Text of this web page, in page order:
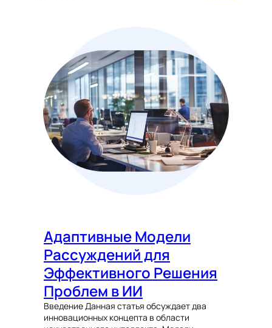
Адаптивные Модели
Рассуждений для
Эффективного Решения
Проблем в ИИ
Введение Данная статья обсуждает два
инновационных концепта в области